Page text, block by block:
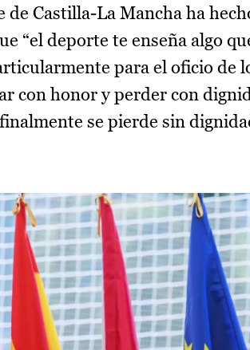
de Castilla-La Mancha ha
“el deporte te enseña algo
para el oficio de
con honor y perder con
se pierde sin